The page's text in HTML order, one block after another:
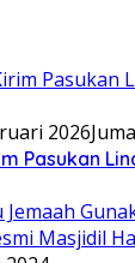
2026
Pasukan